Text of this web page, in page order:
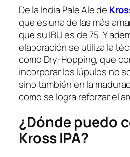
De la India Pale Ale de
que es una de las más
que su IBU es de 75. Y
elaboración se utiliza la
como Dry-Hopping, que
incorporar los lúpulos no
sino también en la
como se logra reforzar el
¿Dónde puedo
Kross IPA?